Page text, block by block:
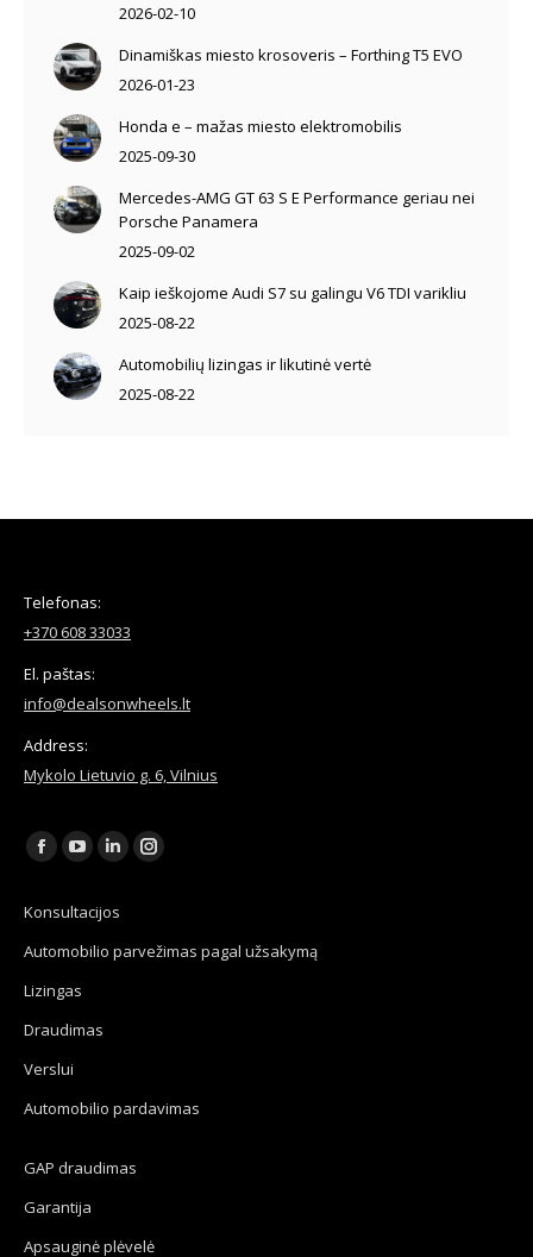
2026-02-10
Dinamiškas miesto krosoveris – Forthing T5 EVO
2026-01-23
Honda e – mažas miesto elektromobilis
2025-09-30
Mercedes-AMG GT 63 S E Performance geriau nei
Porsche Panamera
2025-09-02
Kaip ieškojome Audi S7 su galingu V6 TDI varikliu
2025-08-22
Automobilių lizingas ir likutinė vertė
2025-08-22
Telefonas:
+370 608 33033
El. paštas:
info@dealsonwheels.lt
Address:
Mykolo Lietuvio g. 6, Vilnius
Find us on:
Facebook
opens
in
new
YouTube
opens
in
new
Linkedin
opens
in
Instagram
in
Konsultacijos
Automobilio parvežimas pagal užsakymą
Lizingas
Draudimas
Verslui
Automobilio pardavimas
GAP draudimas
Garantija
Apsauginė plėvelė